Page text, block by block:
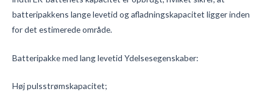
batteripakkens lange levetid og afladningskapacitet ligger inden
for det estimerede område.
Batteripakke med lang levetid Ydelsesegenskaber:
Høj pulsstrømskapacitet;